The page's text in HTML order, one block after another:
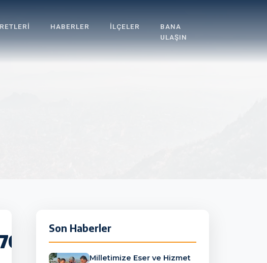
HABERLER İLÇELER
BANA
ULAŞIN
Son Haberler
Milletimize Eser ve Hizmet